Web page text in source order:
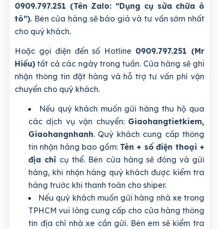
0909.797.251 (Tên Zalo: “Dụng cụ sửa chữa ô
tô”). Bên cửa hàng sẽ báo giá và tư vấn sớm nhất
cho quý khách.
Hoặc gọi điện đến số Hotline 0909.797.251 (Mr
Hiếu) tất cả các ngày trong tuần. Cửa hàng sẽ ghi
nhận thông tin đặt hàng và hỗ trợ tư vấn phí vận
chuyển cho quý khách.
Nếu quý khách muốn gửi hàng thu hộ qua
các dịch vụ vận chuyển: Giaohangtietkiem,
Giaohangnhanh. Quý khách cung cấp thông
tin nhận hàng bao gồm: Tên + số điện thoại +
địa chỉ cụ thể. Bên cửa hàng sẽ đóng và gửi
hàng, khi nhận hàng quý khách được kiểm tra
hàng trước khi thanh toán cho shiper.
Nếu quý khách muốn gửi hàng nhà xe trong
TPHCM vui lòng cung cấp cho cửa hàng thông
tin địa chỉ nhà xe cần gửi. Bên em sẽ kiểm tra